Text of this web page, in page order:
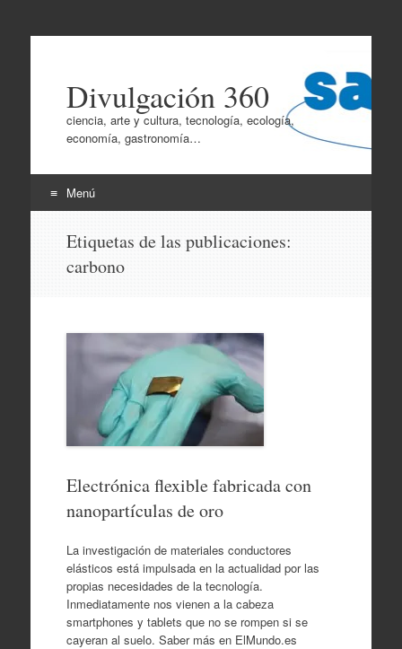
Divulgación 360
ciencia, arte y cultura, tecnología, ecología,
economía, gastronomía…
Menú
contenido
Etiquetas de las publicaciones:
carbono
Electrónica flexible fabricada con
nanopartículas de oro
La investigación de materiales conductores
elásticos está impulsada en la actualidad por las
propias necesidades de la tecnología.
Inmediatamente nos vienen a la cabeza
smartphones y tablets que no se rompen si se
cayeran al suelo. Saber más en ElMundo.es